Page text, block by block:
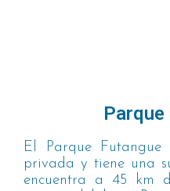
Parque
El Parque
privada y tiene una
encuentra a 45 km